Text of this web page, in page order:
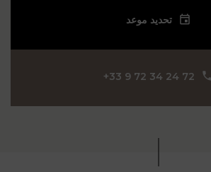
تحديد موعد
‪+33 9 72 34 24 72‬